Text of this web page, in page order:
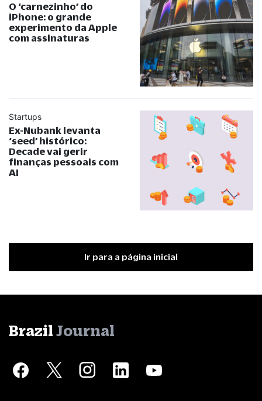
O ‘carnezinho’ do
iPhone: o grande
experimento da Apple
com assinaturas
Startups
Ex-Nubank levanta
‘seed’ histórico:
Decade vai gerir
finanças pessoais com
AI
Ir para a página inicial
Brazil Journal